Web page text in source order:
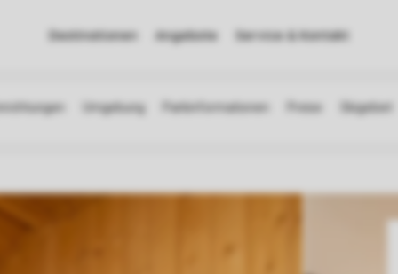
Destinationen Angebote Service & Kontakt